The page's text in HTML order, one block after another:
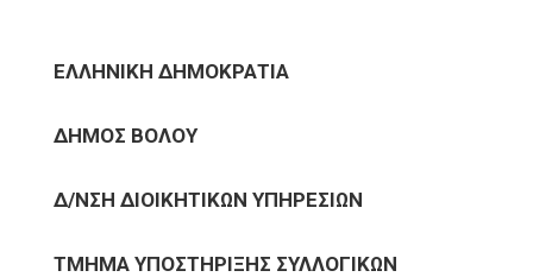
ΕΛΛΗΝΙΚΗ ΔΗΜΟΚΡΑΤΙΑ
ΔΗΜΟΣ ΒΟΛΟΥ
Δ/ΝΣΗ ΔΙΟΙΚΗΤΙΚΩΝ ΥΠΗΡΕΣΙΩΝ
ΤΜΗΜΑ ΥΠΟΣΤΗΡΙΞΗΣ ΣΥΛΛΟΓΙΚΩΝ